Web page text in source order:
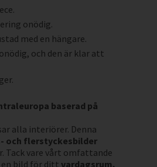
onödig.
med en hängare.
och den är klar att
baserad på
alla interiörer. Denna
och flerstyckesbilder
Tack vare vårt omfattande
en bild för dittvardagsrum,